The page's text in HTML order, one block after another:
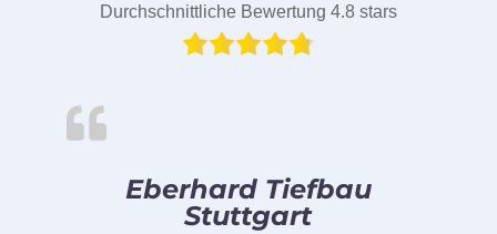
Durchschnittliche Bewertung 4.8 stars
Eberhard Tiefbau
Stuttgart